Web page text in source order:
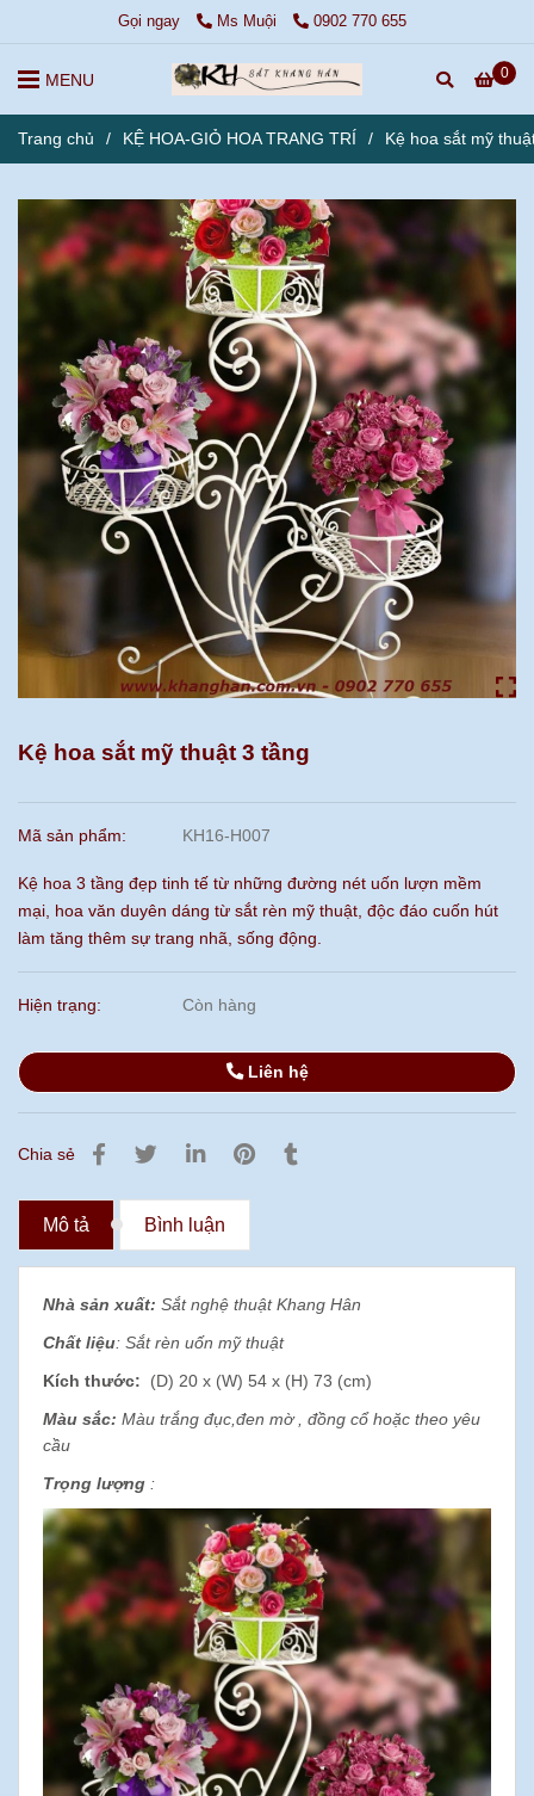
Gọi ngay Ms Muội 0902 770 655
0
MENU
Trang chủ / KỆ HOA-GIỎ HOA TRANG TRÍ / Kệ hoa sắt mỹ
Kệ hoa sắt mỹ thuật 3 tầng
Mã sản phẩm: KH16-H007
Kệ hoa 3 tầng đẹp tinh tế từ những đường nét uốn lượn mềm
mại, hoa văn duyên dáng từ sắt rèn mỹ thuật, độc đáo cuốn hút
làm tăng thêm sự trang nhã, sống động.
Hiện trạng: Còn hàng
Liên hệ
Chia sẻ
Mô tả Bình luận
Nhà sản xuất: Sắt nghệ thuật Khang Hân
Chất liệu: Sắt rèn uốn mỹ thuật
Kích thước:
(D) 20 x (W) 54 x (H) 73 (cm)
Màu sắc: Màu trắng đục,đen mờ , đồng cổ hoặc theo yêu
cầu
Trọng lượng :